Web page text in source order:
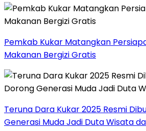
Pemkab Kukar Matangkan
Makanan Bergizi Gratis
Teruna Dara Kukar 2025 Resmi
Generasi Muda Jadi Duta Wisata